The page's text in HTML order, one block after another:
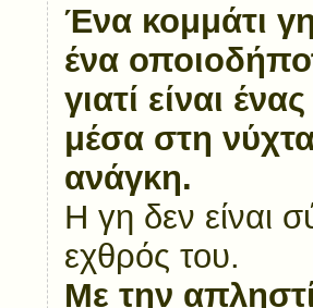
Ένα κομμάτι
ένα
γιατί είναι
μέσα στη νύχτα
ανάγκη.
Η γη δεν είναι
εχθρός του.
Με την